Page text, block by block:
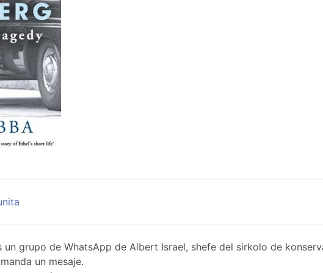
un grupo de WhatsApp de Albert Israel, shefe del sirkolo de
un mesaje.